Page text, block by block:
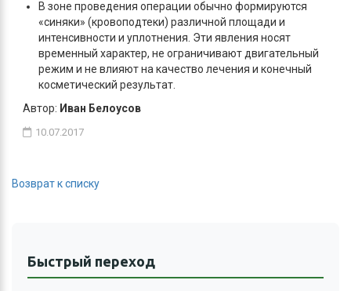
В зоне проведения операции обычно формируются
«синяки» (кровоподтеки) различной площади и
интенсивности и уплотнения. Эти явления носят
временный характер, не ограничивают двигательный
режим и не влияют на качество лечения и конечный
косметический результат.
Автор: Иван Белоусов
10.07.2017
Возврат к списку
Быстрый переход